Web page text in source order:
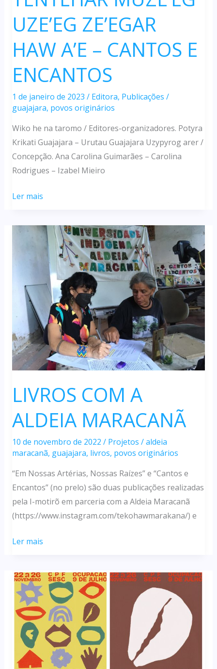
UZE’EG ZE’EGAR
HAW A’E – CANTOS E
ENCANTOS
1 de janeiro de 2023 / Editora, Publicações /
guajajara, povos originários
Wiko he na taromo / Editores-organizadores. Potyra
Krikati Guajajara – Urutau Guajajara Uzypyrog arer /
Concepção. Ana Carolina Guimarães – Carolina
Rodrigues – Izabel Mieiro
TENTEHAR
UZE’EG
ZE’EGAR
HAW
CANTOS
ENCANTOS
Ler mais
LIVROS COM A
ALDEIA MARACANÃ
10 de novembro de 2022 / Projetos /aldeia
maracanã, guajajara, livros, povos originários
“Em Nossas Artérias, Nossas Raízes” e “Cantos e
Encantos” (no prelo) são duas publicações realizadas
pela I-motirõ em parceria com a Aldeia Maracanã
(https://www.instagram.com/tekohawmarakana/) e
LIVROS
ALDEIA
MARACANÃ
Ler mais